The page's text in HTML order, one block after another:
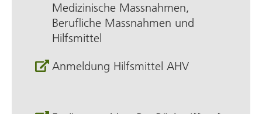
Medizinische Massnahmen,
Berufliche Massnahmen und
Hilfsmittel
Anmeldung Hilfsmittel AHV